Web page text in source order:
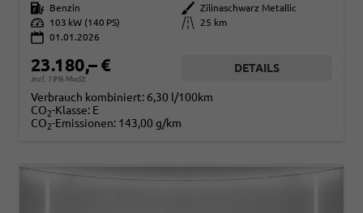
Kraftstoff
Benzin Außenfarbe
Zilinaschwarz Metallic
Leistung
103 kW (140 PS) Kilometerstand
25 km
01.01.2026
23.180,– €
incl. 19% MwSt.
DETAILS
Verbrauch kombiniert: 6,30 l/100km
CO2-Klasse: E
CO2-Emissionen: 143,00 g/km